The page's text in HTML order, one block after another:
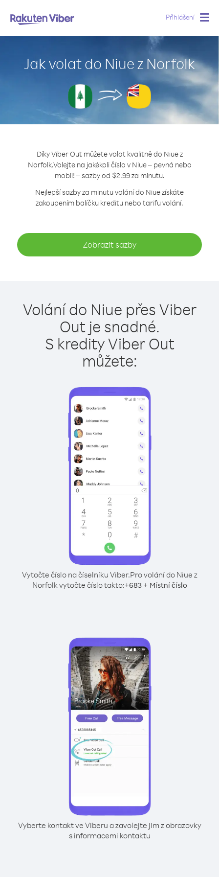
Přihlášení
Jak volat do Niue z Norfolk
Díky Viber Out můžete volat kvalitně do Niue z
Norfolk.Volejte na jakékoli číslo v Niue – pevná nebo
mobil! – sazby od $2.99 za minutu.
Nejlepší sazby za minutu volání do Niue získáte
zakoupením balíčku kreditu nebo tarifu volání.
Zobrazit sazby
Volání do Niue přes Viber
Out je snadné.
S kredity Viber Out
můžete:
Vytočte číslo na číselníku Viber.Pro volání do Niue z
Norfolk vytočte číslo takto:+683+ Místní číslo
Vyberte kontakt ve Viberu a zavolejte jim z obrazovky
s informacemi kontaktu